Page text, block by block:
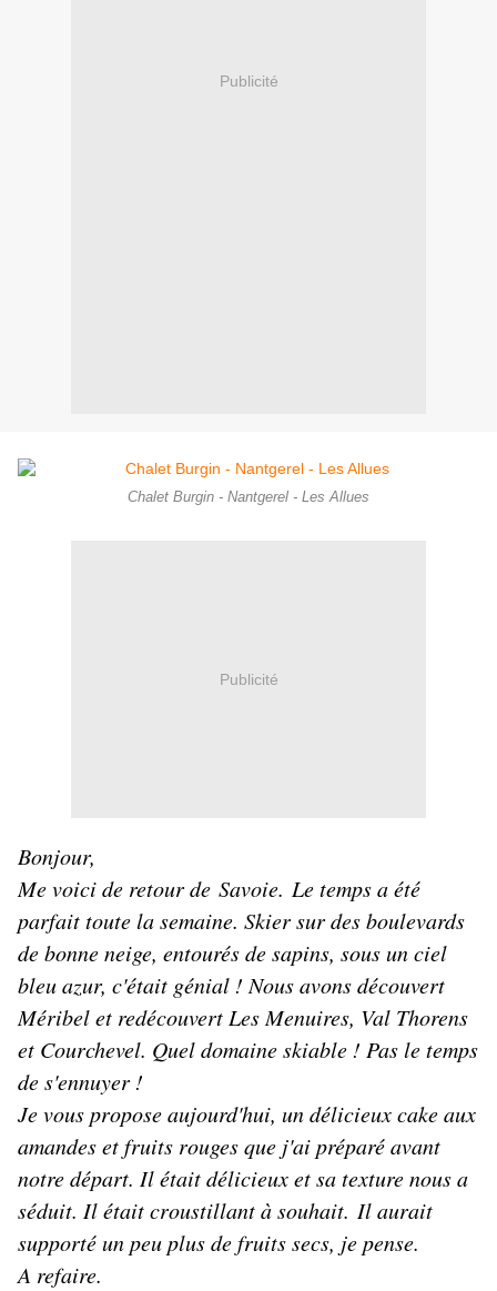
Publicité
Chalet Burgin - Nantgerel - Les Allues
Publicité
Bonjour,
Me voici de retour de Savoie. Le temps a été
parfait toute la semaine. Skier sur des boulevards
de bonne neige, entourés de sapins, sous un ciel
bleu azur, c'était génial ! Nous avons découvert
Méribel et redécouvert Les Menuires, Val Thorens
et Courchevel. Quel domaine skiable ! Pas le temps
de s'ennuyer !
Je vous propose aujourd'hui, un délicieux cake aux
amandes et fruits rouges que j'ai préparé avant
notre départ. Il était délicieux et sa texture nous a
séduit. Il était croustillant à souhait. Il aurait
supporté un peu plus de fruits secs, je pense.
A refaire.